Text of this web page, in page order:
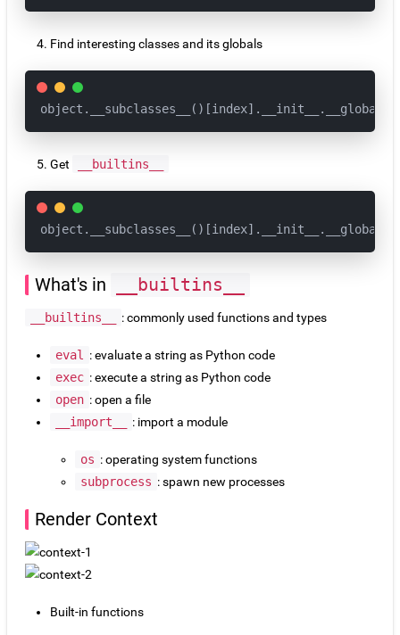
Find interesting classes and its globals
Get __builtins__
What's in __builtins__
__builtins__ : commonly used functions and types
eval
: evaluate a string as Python code
exec : execute a string as Python code
open : open a file
__import__
: import a module
os : operating system functions
subprocess : spawn new processes
Render Context
Built-in functions